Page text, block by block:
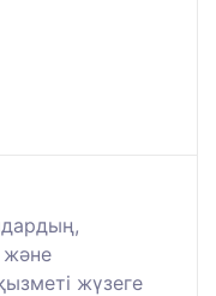
және
жүзеге